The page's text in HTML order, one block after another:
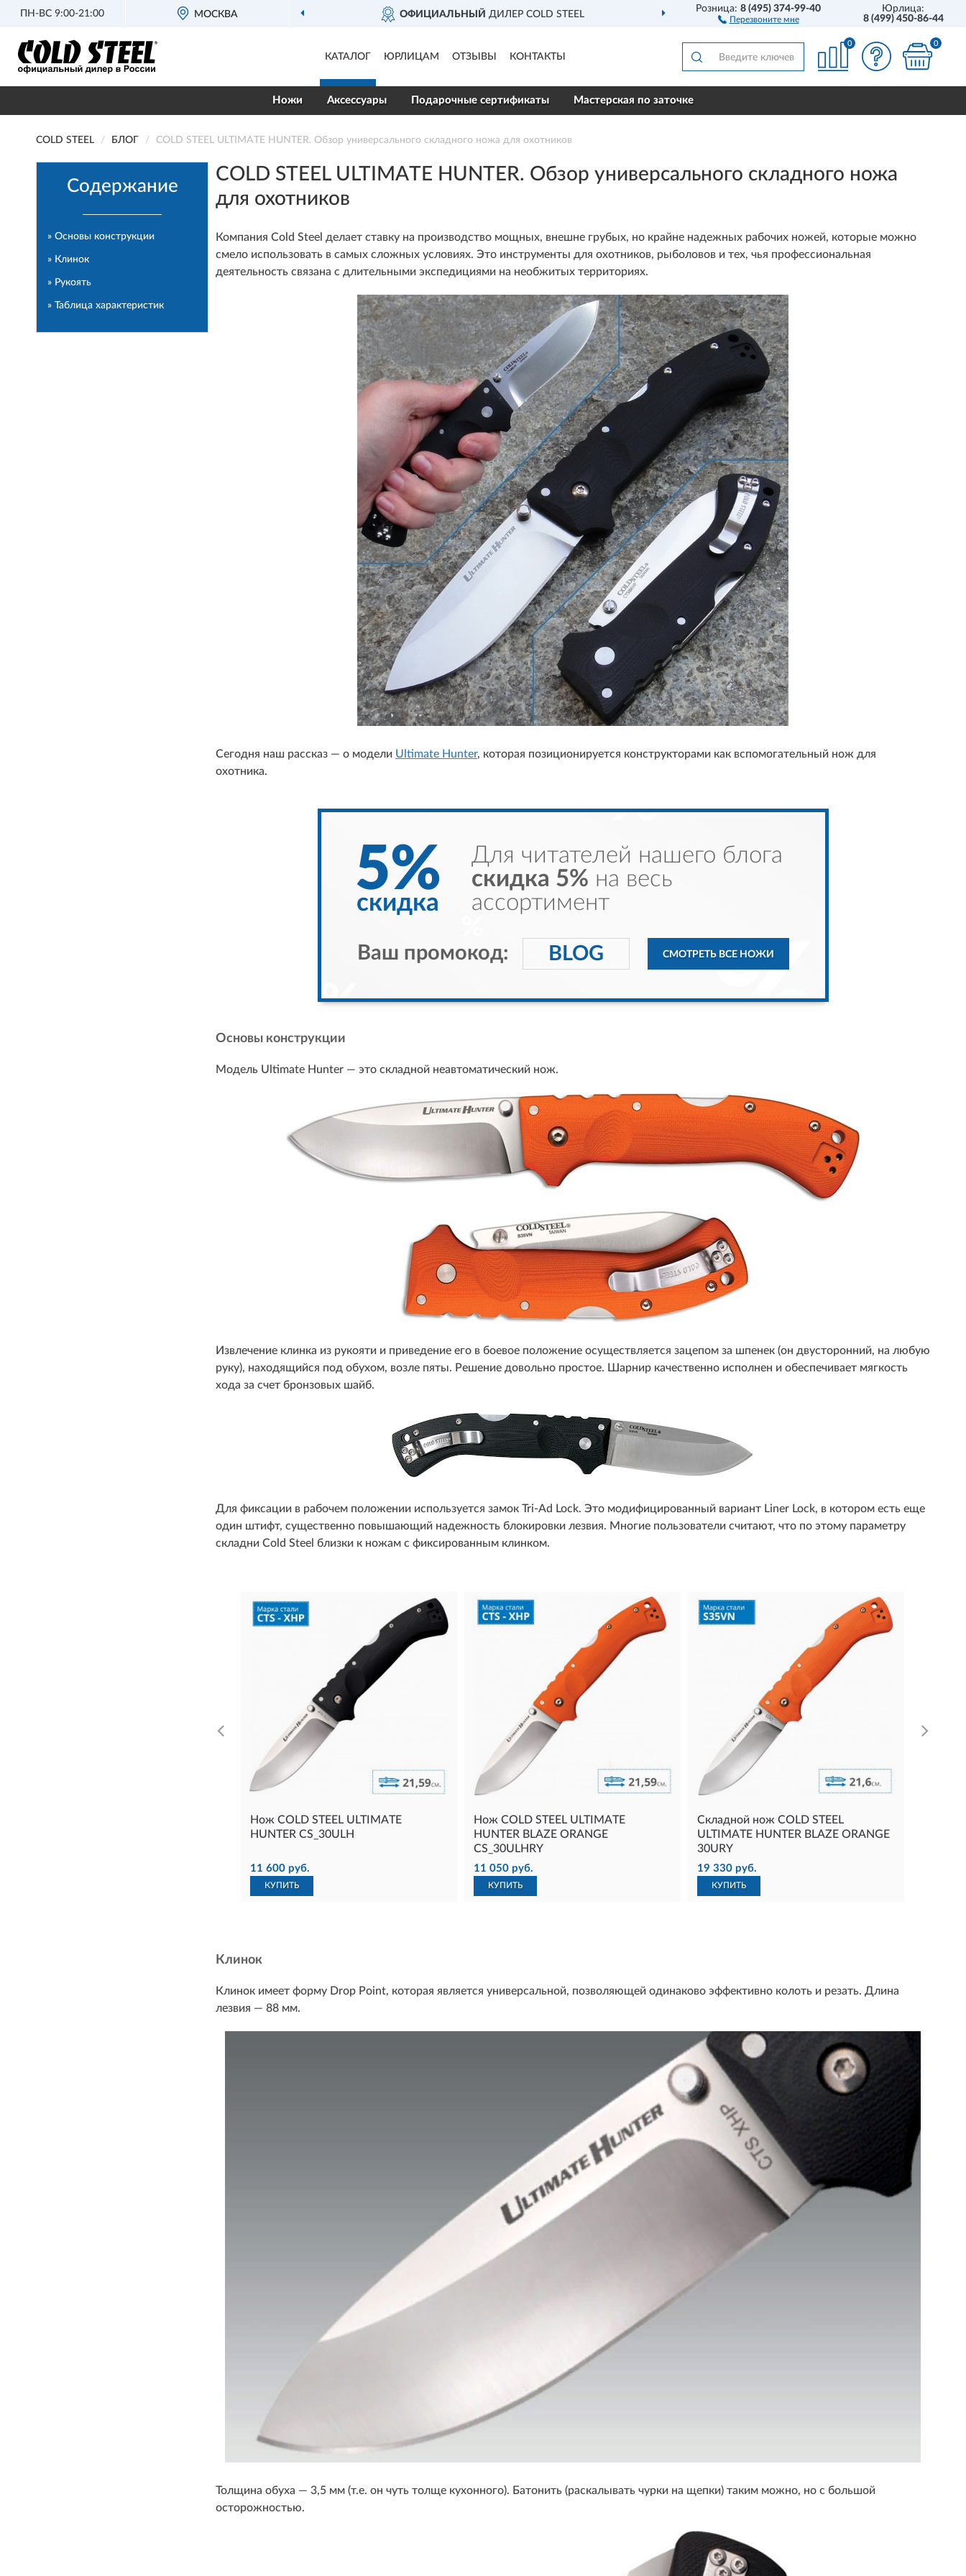
ПН-ВС 9:00-21:00 МОСКВА
ОФИЦИАЛЬНЫЙ ДИЛЕР COLD STEEL ДОСТАВИМ ПО ВСЕЙ РОССИИ
Розница:8 (495) 374-99-40
Перезвоните мне
Юрлица:
8 (499) 450-86-44
КАТАЛОГ ЮРЛИЦАМ ОТЗЫВЫ КОНТАКТЫ
0 0
Ножи Аксессуары Подарочные сертификаты Мастерская по заточке
COLD STEEL БЛОГ COLD STEEL ULTIMATE HUNTER. Обзор универсального складного ножа для охотников
Содержание
» Основы конструкции
» Клинок
» Рукоять
» Таблица характеристик
COLD STEEL ULTIMATE HUNTER. Обзор универсального складного ножа
для охотников
Компания Cold Steel делает ставку на производство мощных, внешне грубых, но крайне надежных рабочих ножей, которые можно
смело использовать в самых сложных условиях. Это инструменты для охотников, рыболовов и тех, чья профессиональная
деятельность связана с длительными экспедициями на необжитых территориях.
Сегодня наш рассказ — о модели Ultimate Hunter, которая позиционируется конструкторами как вспомогательный нож для
охотника.
5%
скидка
Для читателей нашего блога
скидка 5% на весь
ассортимент
Ваш промокод: BLOG СМОТРЕТЬ ВСЕ НОЖИ
Основы конструкции
Модель Ultimate Hunter — это складной неавтоматический нож.
Извлечение клинка из рукояти и приведение его в боевое положение осуществляется зацепом за шпенек (он двусторонний, на любую
руку), находящийся под обухом, возле пяты. Решение довольно простое. Шарнир качественно исполнен и обеспечивает мягкость
хода за счет бронзовых шайб.
Для фиксации в рабочем положении используется замок Tri-Ad Lock. Это модифицированный вариант Liner Lock, в котором есть еще
один штифт, существенно повышающий надежность блокировки лезвия. Многие пользователи считают, что по этому параметру
складни Cold Steel близки к ножам с фиксированным клинком.
Нож COLD STEEL ULTIMATE
HUNTER CS_30ULH
11 600 руб.
КУПИТЬ
Нож COLD STEEL ULTIMATE
HUNTER BLAZE ORANGE
CS_30ULHRY
11 050 руб.
КУПИТЬ
Складной нож COLD STEEL
ULTIMATE HUNTER BLAZE ORANGE
30URY
19 330 руб.
КУПИТЬ
Клинок
Клинок имеет форму Drop Point, которая является универсальной, позволяющей одинаково эффективно колоть и резать. Длина
лезвия — 88 мм.
Толщина обуха — 3,5 мм (т.е. он чуть толще кухонного). Батонить (раскалывать чурки на щепки) таким можно, но с большой
осторожностью.